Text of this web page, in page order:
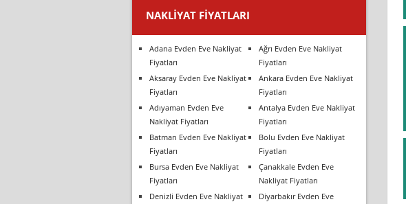
NAKLIYAT FIYATLARI
Adana Evden Eve Nakliyat
Fiyatları
Ağrı Evden Eve Nakliyat
Fiyatları
Aksaray Evden Eve Nakliyat
Fiyatları
Ankara Evden Eve Nakliyat
Fiyatları
Adıyaman Evden Eve
Nakliyat Fiyatları
Antalya Evden Eve Nakliyat
Fiyatları
Batman Evden Eve Nakliyat
Fiyatları
Bolu Evden Eve Nakliyat
Fiyatları
Bursa Evden Eve Nakliyat
Fiyatları
Çanakkale Evden Eve
Nakliyat Fiyatları
Denizli Evden Eve Nakliyat
Diyarbakır Evden Eve